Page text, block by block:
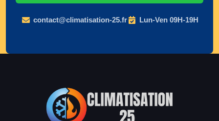
contact@climatisation-25.fr Lun-Ven 09H-19H